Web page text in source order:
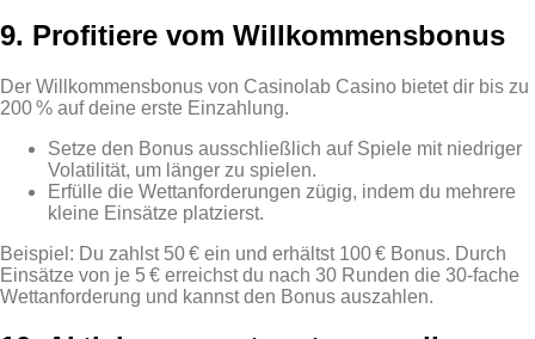
9. Profitiere vom Willkommensbonus
Der Willkommensbonus von Casinolab Casino bietet dir bis zu
200 % auf deine erste Einzahlung.
Setze den Bonus ausschließlich auf Spiele mit niedriger
Volatilität, um länger zu spielen.
Erfülle die Wettanforderungen zügig, indem du mehrere
kleine Einsätze platzierst.
Beispiel: Du zahlst 50 € ein und erhältst 100 € Bonus. Durch
Einsätze von je 5 € erreichst du nach 30 Runden die 30‑fache
Wettanforderung und kannst den Bonus auszahlen.